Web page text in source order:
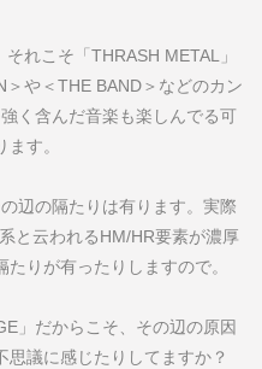
それこそ「 THRASH METAL」
＞や＜THE BAND＞などのカン
く含んだ音楽も楽しんでる可
す。
辺の隔たりは有ります。実際
と云われるHM/HR要素が濃厚
りが有ったりしますので。
」だからこそ、その辺の原因
議に感じたりしてますか？